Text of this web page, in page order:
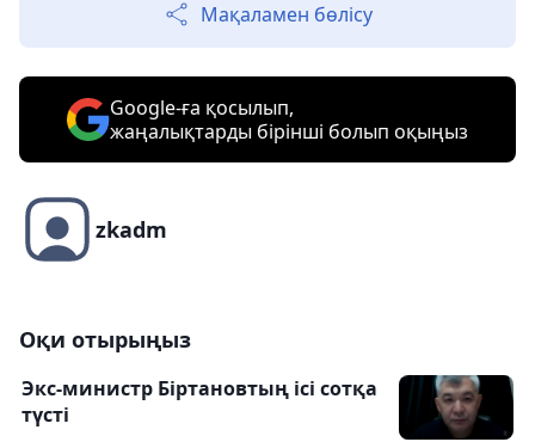
Мақаламен бөлісу
Google-ға қосылып,
жаңалықтарды бірінші болып оқыңыз
zkadm
Оқи отырыңыз
Экс-министр Біртановтың ісі сотқа
түсті